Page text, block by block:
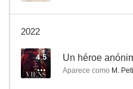
6.1
2022
4.5 Un héroe
Aparece como M.